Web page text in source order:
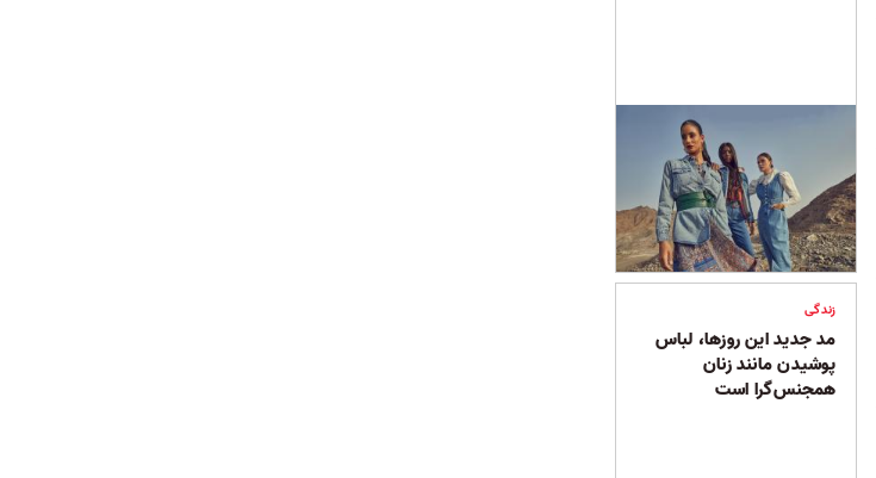
زندگی
مد جدید این روزها، لباس
پوشیدن مانند زنان
همجنس‌گرا است